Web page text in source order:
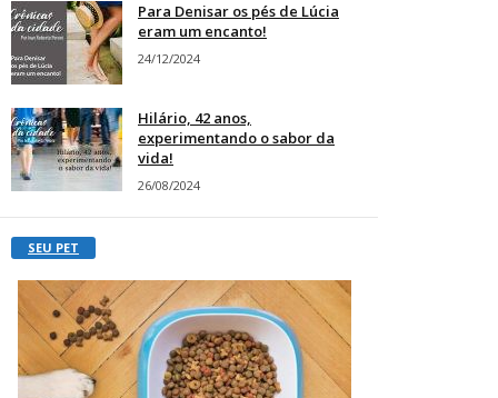
Para Denisar os pés de Lúcia
eram um encanto!
24/12/2024
Hilário, 42 anos,
experimentando o sabor da
vida!
26/08/2024
SEU PET